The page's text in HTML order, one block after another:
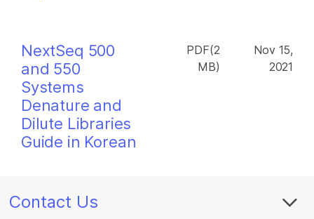
NextSeq 500
and 550
Systems
Denature and
Dilute Libraries
Guide in Korean
PDF(2
MB)
Nov 15,
2021
Contact Us